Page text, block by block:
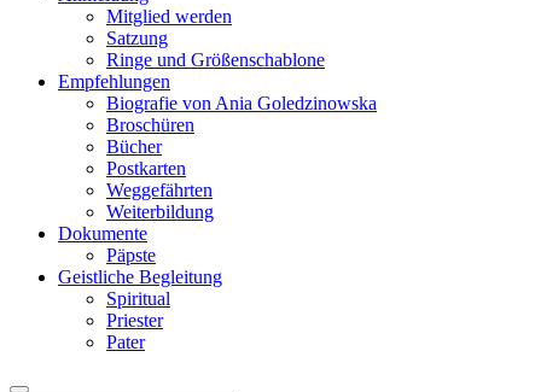
Mitglied werden
Satzung
Ringe und Größenschablone
Empfehlungen
Biografie von Ania Goledzinowska
Broschüren
Bücher
Postkarten
Weggefährten
Weiterbildung
Dokumente
Päpste
Geistliche Begleitung
Spiritual
Priester
Pater